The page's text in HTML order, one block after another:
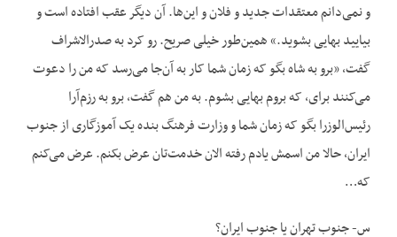
و نمی‌دانم معتقدات جدید و فلان و این‌ها. آن دیگر عقب افتاده است و
بیایید بهایی بشوید.» همین‌طور خیلی صریح. رو کرد به صدرالاشراف
گفت، «برو به شاه بگو که زمان شما کار به آن‌جا می‌رسد که من را دعوت
می‌کنند برای، که بروم بهایی بشوم. به من هم گفت، برو به رزم‌آرا
رئیس‌الوزرا بگو که زمان شما و وزارت فرهنگ بنده یک آموزگاری از جنوب
ایران، حالا من اسمش یادم رفته الان خدمت‌تان عرض بکنم. عرض می‌کنم
که…
س- جنوب تهران یا جنوب ایران؟